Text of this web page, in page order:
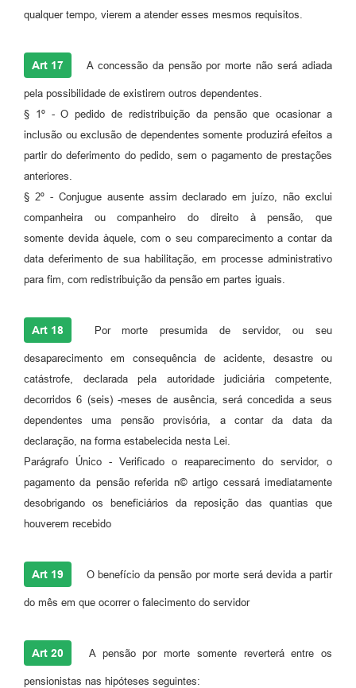
qualquer tempo, vierem a atender esses mesmos requisitos.
Art 17 A concessão da pensão por morte não será adiada
pela possibilidade de existirem outros dependentes.
§ 1º - O pedido de redistribuição da pensão que ocasionar a
inclusão ou exclusão de dependentes somente produzirá efeitos a
partir do deferimento do pedido, sem o pagamento de prestações
anteriores.
§ 2º - Conjugue ausente assim declarado em juízo, não exclui
companheira ou companheiro do direito à pensão, que
somente devida àquele, com o seu comparecimento a contar da
data deferimento de sua habilitação, em processe administrativo
para fim, com redistribuição da pensão em partes iguais.
Art 18 Por morte presumida de servidor, ou seu
desaparecimento em consequência de acidente, desastre ou
catástrofe, declarada pela autoridade judiciária competente,
decorridos 6 (seis) -meses de ausência, será concedida a seus
dependentes uma pensão provisória, a contar da data da
declaração, na forma estabelecida nesta Lei.
Parágrafo Único - Verificado o reaparecimento do servidor, o
pagamento da pensão referida n© artigo cessará imediatamente
desobrigando os beneficiários da reposição das quantias que
houverem recebido
Art 19 O benefício da pensão por morte será devida a partir
do mês em que ocorrer o falecimento do servidor
Art 20 A pensão por morte somente reverterá entre os
pensionistas nas hipóteses seguintes: